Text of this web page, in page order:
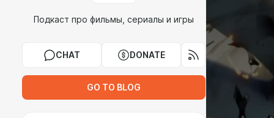
Подкаст про фильмы, сериалы и игры
CHAT DONATE
GO TO BLOG